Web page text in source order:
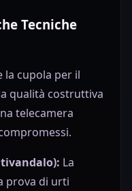
Tecniche
la cupola per il
qualità costruttiva
telecamera
La
prova di urti